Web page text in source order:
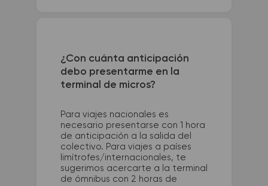
¿Con cuánta anticipación
debo presentarme en la
terminal de micros?
Para viajes nacionales es
necesario presentarse con 1 hora
de anticipación a la salida del
colectivo. Para viajes a países
limítrofes/internacionales, te
sugerimos acercarte a la terminal
de ómnibus con 2 horas de